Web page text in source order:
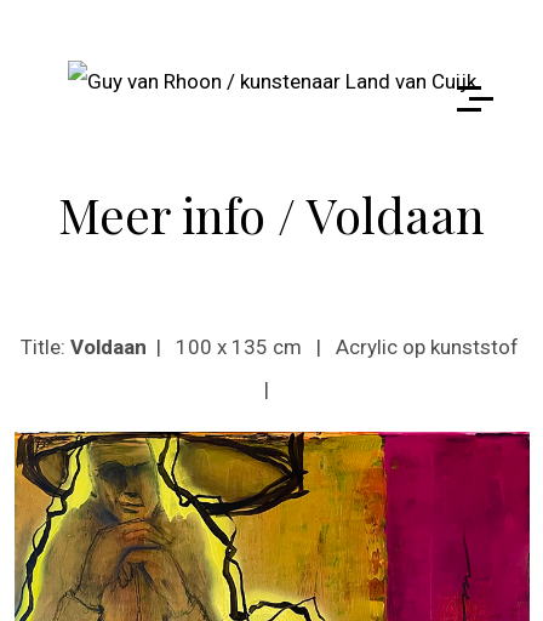
Meer info / Voldaan
Title: Voldaan | 100 x 135 cm | Acrylic op kunststof
|